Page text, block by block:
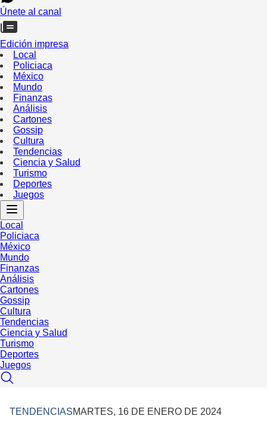
Únete al canal
Edición impresa
Local
Policiaca
México
Mundo
Finanzas
Análisis
Cartones
Gossip
Cultura
Tendencias
Ciencia y Salud
Turismo
Deportes
Juegos
Local
Policiaca
México
Mundo
Finanzas
Análisis
Cartones
Gossip
Cultura
Tendencias
Ciencia y Salud
Turismo
Deportes
Juegos
TENDENCIASMARTES, 16 DE ENERO DE 2024